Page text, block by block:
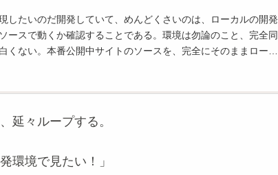
したいのだ開発していて、めんどくさいのは、ローカルの開発
ースで動くか確認することである。環境は勿論のこと、完全同
くない。本番公開中サイトのソースを、完全にそのままロー
延々ループする。
環境で見たい！」